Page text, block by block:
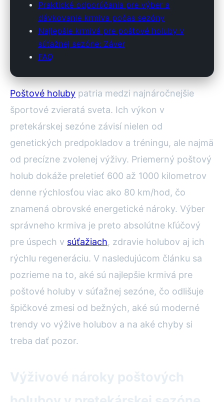
Praktické odporúčania pre výber a
dávkovanie krmiva počas sezóny
Najlepšie krmivá pre poštové holuby v
súťažnej sezóne: Záver
FAQ
Poštové holuby patria medzi najnáročnejšie
športové zvieratá sveta. Ich výkon v
pretekárskej sezóne závisí nielen od
genetických predpokladov a tréningu, ale najmä
od precízne zvolenej výživy. Priemerný poštový
holub dokáže preletieť 600 až 1000 kilometrov
denne rýchlosťou viac ako 80 km/hod, čo
znamená obrovské energetické nároky. Výber
správneho krmiva je preto absolútne kľúčový
pre úspech v súťažiach, zdravie holubov aj ich
rýchlu regeneráciu. V nasledujúcom článku sa
pozrieme na to, aké sú najlepšie krmivá pre
poštové holuby v súťažnej sezóne, čo odlišuje
špičkové zmesi od bežných, aké sú moderné
trendy vo výžive holubov a na aké chyby si
treba dať pozor.
Výživové nároky poštových